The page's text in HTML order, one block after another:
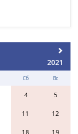
2021
Сб Вс
4 5
11 12